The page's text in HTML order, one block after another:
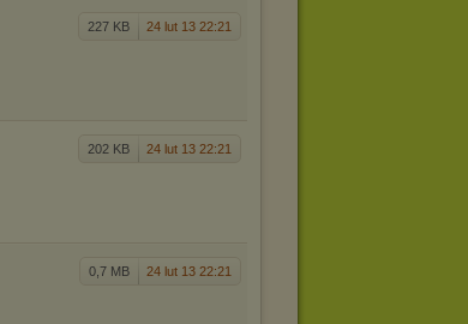
227 KB 24 lut 13 22:21
202 KB 24 lut 13 22:21
0,7 MB 24 lut 13 22:21